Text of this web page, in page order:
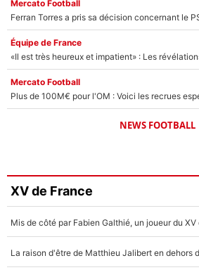
Mercato Football
Équipe de France
Mercato Football
NEWS FOOTBALL
XV de France